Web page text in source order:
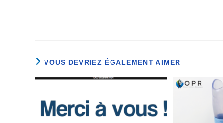
VOUS DEVRIEZ ÉGALEMENT AIMER